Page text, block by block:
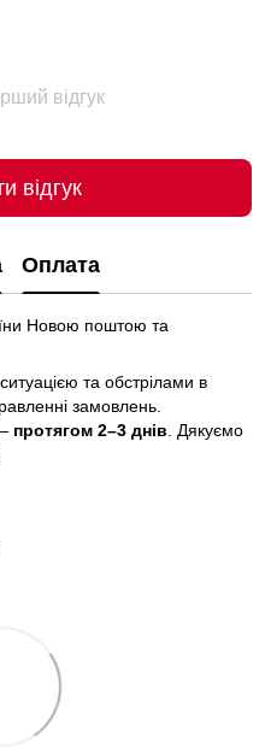
відгук
відгук
Оплата
Новою поштою та
та обстрілами в
замовлень.
протягом 2–3 днів . Дякуємо